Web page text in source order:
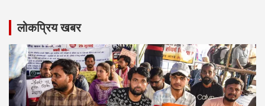
लोकप्रिय खबर